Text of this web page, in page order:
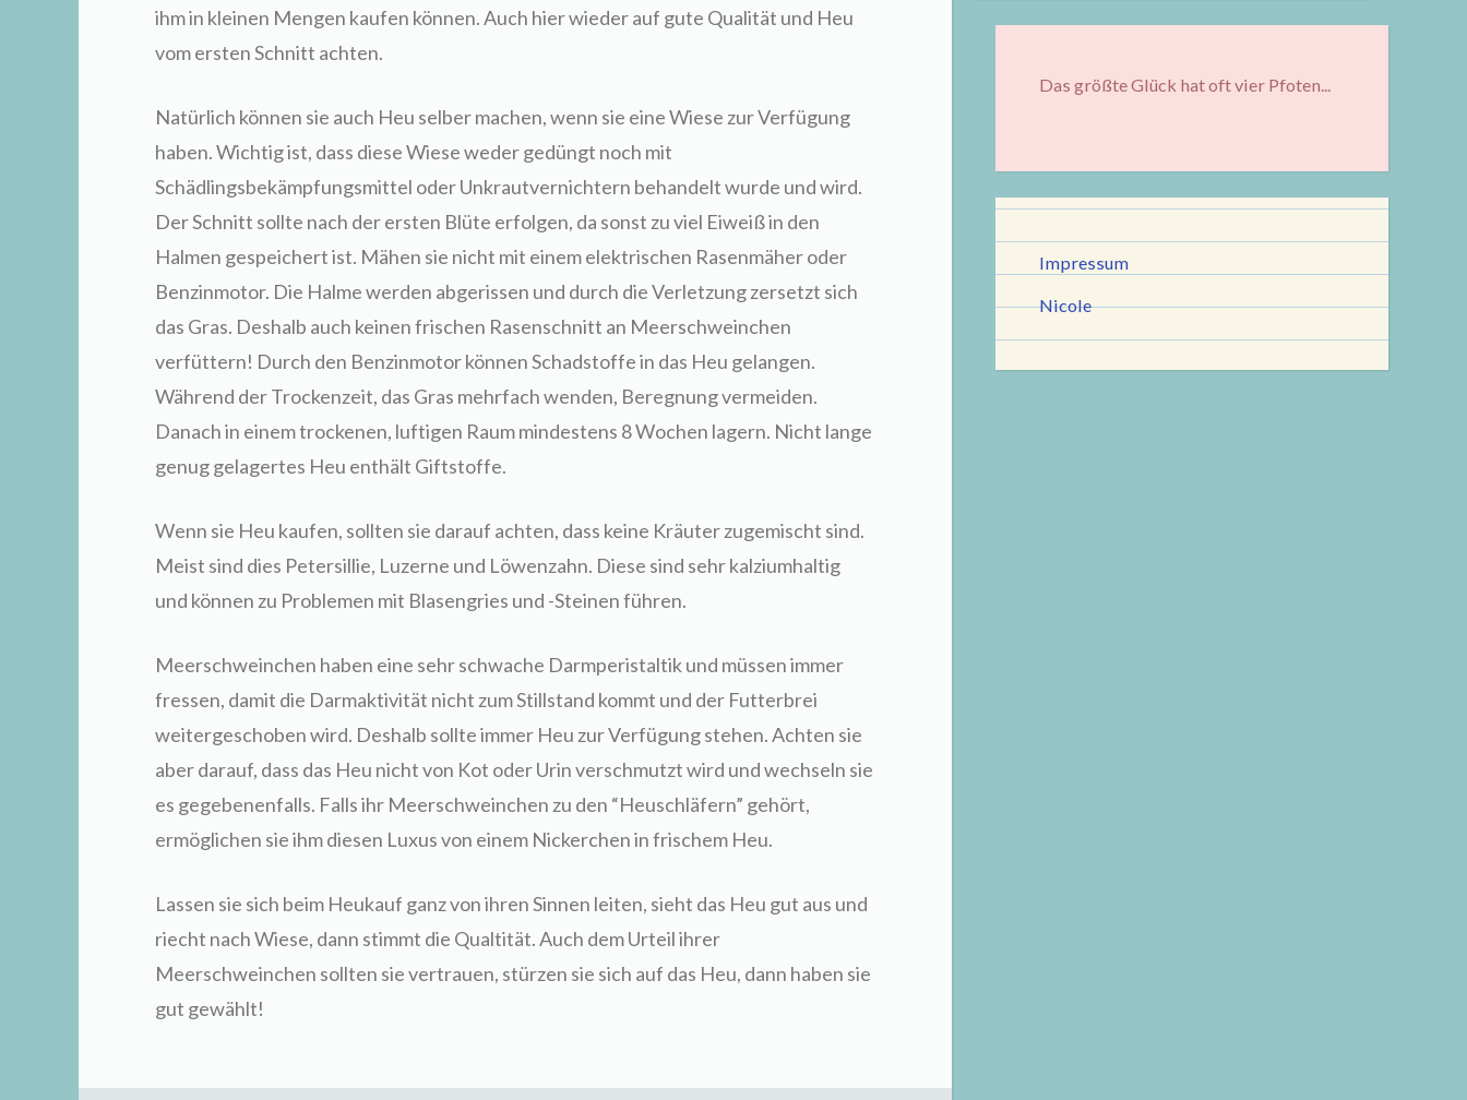
ihm in kleinen Mengen kaufen können. Auch hier wieder auf gute Qualität und Heu
vom ersten Schnitt achten.
Natürlich können sie auch Heu selber machen, wenn sie eine Wiese zur Verfügung
haben. Wichtig ist, dass diese Wiese weder gedüngt noch mit
Schädlingsbekämpfungsmittel oder Unkrautvernichtern behandelt wurde und wird.
Der Schnitt sollte nach der ersten Blüte erfolgen, da sonst zu viel Eiweiß in den
Halmen gespeichert ist. Mähen sie nicht mit einem elektrischen Rasenmäher oder
Benzinmotor. Die Halme werden abgerissen und durch die Verletzung zersetzt sich
das Gras. Deshalb auch keinen frischen Rasenschnitt an Meerschweinchen
verfüttern! Durch den Benzinmotor können Schadstoffe in das Heu gelangen.
Während der Trockenzeit, das Gras mehrfach wenden, Beregnung vermeiden.
Danach in einem trockenen, luftigen Raum mindestens 8 Wochen lagern. Nicht lange
genug gelagertes Heu enthält Giftstoffe.
Wenn sie Heu kaufen, sollten sie darauf achten, dass keine Kräuter zugemischt sind.
Meist sind dies Petersillie, Luzerne und Löwenzahn. Diese sind sehr kalziumhaltig
und können zu Problemen mit Blasengries und -Steinen führen.
Meerschweinchen haben eine sehr schwache Darmperistaltik und müssen immer
fressen, damit die Darmaktivität nicht zum Stillstand kommt und der Futterbrei
weitergeschoben wird. Deshalb sollte immer Heu zur Verfügung stehen. Achten sie
aber darauf, dass das Heu nicht von Kot oder Urin verschmutzt wird und wechseln sie
es gegebenenfalls. Falls ihr Meerschweinchen zu den “Heuschläfern” gehört,
ermöglichen sie ihm diesen Luxus von einem Nickerchen in frischem Heu.
Lassen sie sich beim Heukauf ganz von ihren Sinnen leiten, sieht das Heu gut aus und
riecht nach Wiese, dann stimmt die Qualtität. Auch dem Urteil ihrer
Meerschweinchen sollten sie vertrauen, stürzen sie sich auf das Heu, dann haben sie
gut gewählt!
Das größte Glück hat oft vier Pfoten...
Impressum
Nicole